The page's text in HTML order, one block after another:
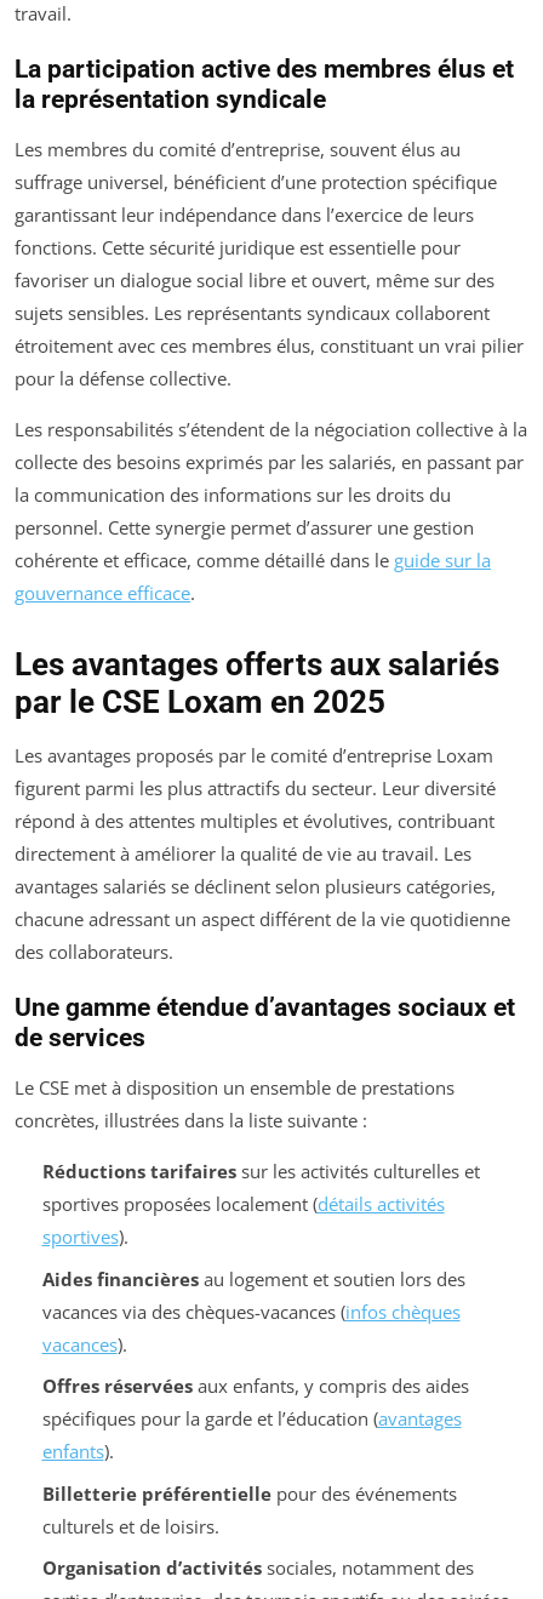
travail.
La participation active des membres élus et
la représentation syndicale
Les membres du comité d’entreprise, souvent élus au
suffrage universel, bénéficient d’une protection spécifique
garantissant leur indépendance dans l’exercice de leurs
fonctions. Cette sécurité juridique est essentielle pour
favoriser un dialogue social libre et ouvert, même sur des
sujets sensibles. Les représentants syndicaux collaborent
étroitement avec ces membres élus, constituant un vrai pilier
pour la défense collective.
Les responsabilités s’étendent de la négociation collective à la
collecte des besoins exprimés par les salariés, en passant par
la communication des informations sur les droits du
personnel. Cette synergie permet d’assurer une gestion
cohérente et efficace, comme détaillé dans le guide sur la
gouvernance efficace.
Les avantages offerts aux salariés
par le CSE Loxam en 2025
Les avantages proposés par le comité d’entreprise Loxam
figurent parmi les plus attractifs du secteur. Leur diversité
répond à des attentes multiples et évolutives, contribuant
directement à améliorer la qualité de vie au travail. Les
avantages salariés se déclinent selon plusieurs catégories,
chacune adressant un aspect différent de la vie quotidienne
des collaborateurs.
Une gamme étendue d’avantages sociaux et
de services
Le CSE met à disposition un ensemble de prestations
concrètes, illustrées dans la liste suivante :
Réductions tarifairessur les activités culturelles et
sportives proposées localement (détails activités
sportives).
Aides financièresau logement et soutien lors des
vacances via des chèques-vacances (infos chèques
vacances).
Offres réservéesaux enfants, y compris des aides
spécifiques pour la garde et l’éducation (avantages
enfants).
Billetterie préférentiellepour des événements
culturels et de loisirs.
Organisation d’activitéssociales, notamment des